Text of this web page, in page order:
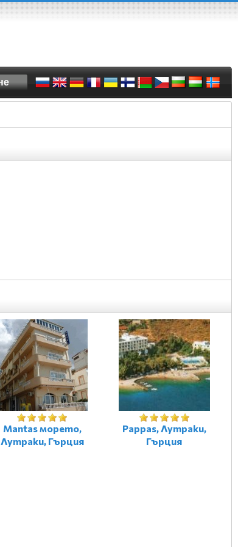
Mantas морето,
Лутраки, Гърция
Pappas, Лутраки,
Гърция